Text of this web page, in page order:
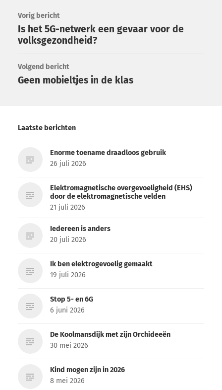
Vorig bericht
Is het 5G-netwerk een gevaar voor de
volksgezondheid?
Volgend bericht
Geen mobieltjes in de klas
Laatste berichten
Enorme toename draadloos gebruik
26 juli 2026
Elektromagnetische overgevoeligheid (EHS)
door de elektromagnetische velden
21 juli 2026
Iedereen is anders
20 juli 2026
Ik ben elektrogevoelig gemaakt
19 juli 2026
Stop 5- en 6G
6 juni 2026
De Koolmansdijk met zijn Orchideeën
30 mei 2026
Kind mogen zijn in 2026
8 mei 2026